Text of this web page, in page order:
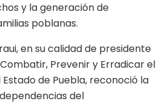
y la generación de
poblanas.
en su calidad de presidente
Prevenir y Erradicar el
de Puebla, reconoció la
del